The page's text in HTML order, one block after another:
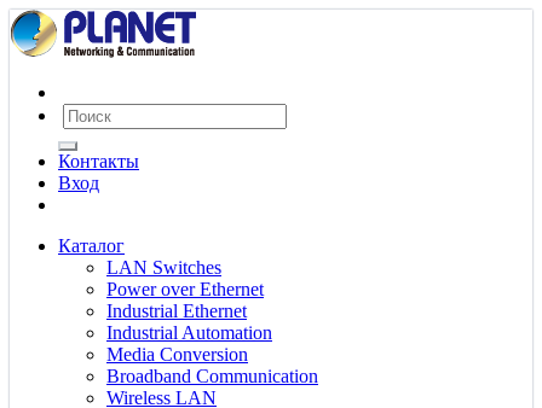
Контакты
Вход
Каталог
LAN Switches
Power over Ethernet
Industrial Ethernet
Industrial Automation
Media Conversion
Broadband Communication
Wireless LAN